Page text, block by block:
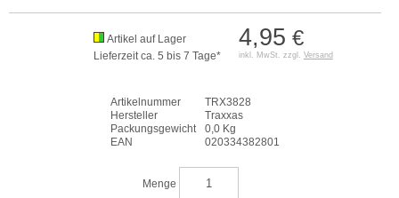
4,95 €
inkl. MwSt. zzgl. Versand
Artikel auf Lager
Lieferzeit ca. 5 bis 7 Tage*
Artikelnummer
TRX3828
Hersteller
Traxxas
Packungsgewicht
0,0 Kg
EAN
020334382801
Menge